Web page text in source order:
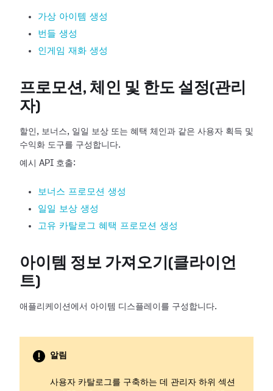
가상 아이템 생성
번들 생성
인게임 재화 생성
프로모션, 체인 및 한도 설정(관리
자)
할인, 보너스, 일일 보상 또는 혜택 체인과 같은 사용자 획득 및
수익화 도구를 구성합니다.
예시 API 호출:
보너스 프로모션 생성
일일 보상 생성
고유 카탈로그 혜택 프로모션 생성
아이템 정보 가져오기(클라이언
트)
애플리케이션에서 아이템 디스플레이를 구성합니다.
알림
사용자 카탈로그를 구축하는 데 관리자 하위 섹션